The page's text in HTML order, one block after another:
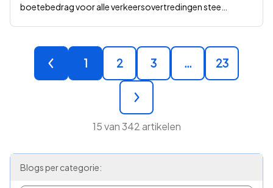
boetebedrag voor alle verkeersovertredingen stee
1 2 3 … 23
15van342artikelen
Blogs per categorie: